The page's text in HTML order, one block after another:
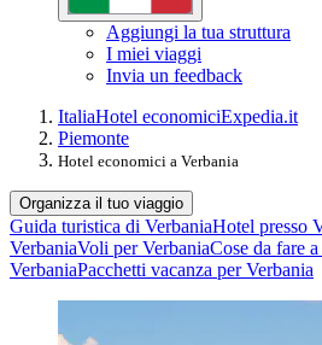
Aggiungi la tua struttura
I miei viaggi
Invia un feedback
ItaliaHotel economiciExpedia.it
Piemonte
Hotel economici a Verbania
Organizza il tuo viaggio
Guida turistica di VerbaniaHotel presso
VerbaniaVoli per VerbaniaCose da fare
VerbaniaPacchetti vacanza per Verbania